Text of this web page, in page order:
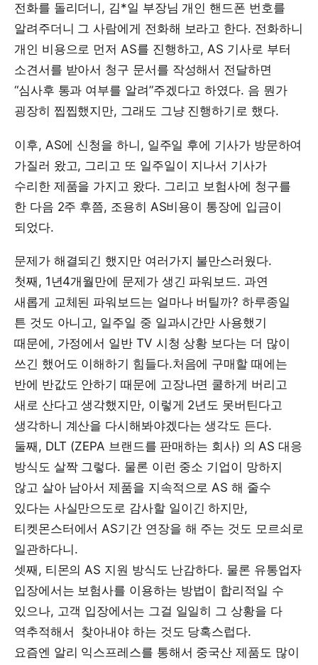
전화를 돌리더니, 김*일 부장님 개인 핸드폰 번호를
알려주더니 그 사람에게 전화해 보라고 한다. 전화하니
개인 비용으로 먼저 AS를 진행하고, AS 기사로 부터
소견서를 받아서 청구 문서를 작성해서 전달하면
“심사후 통과 여부를 알려”주겠다고 하였다. 음 뭔가
굉장히 찝찝했지만, 그래도 그냥 진행하기로 했다.
이후, AS에 신청을 하니, 일주일 후에 기사가 방문하여
가질러 왔고, 그리고 또 일주일이 지나서 기사가
수리한 제품을 가지고 왔다. 그리고 보험사에 청구를
한 다음 2주 후쯤, 조용히 AS비용이 통장에 입금이
되었다.
문제가 해결되긴 했지만 여러가지 불만스러웠다.
첫째, 1년4개월만에 문제가 생긴 파워보드. 과연
새롭게 교체된 파워보드는 얼마나 버틸까? 하루종일
튼 것도 아니고, 일주일 중 일과시간만 사용했기
때문에, 가정에서 일반 TV 시청 상황 보다는 더 많이
쓰긴 했어도 이해하기 힘들다.처음에 구매할 때에는
반에 반값도 안하기 때문에 고장나면 쿨하게 버리고
새로 산다고 생각했지만, 이렇게 2년도 못버틴다고
생각하니 계산을 다시해봐야겠다는 생각도 든다.
둘째, DLT (ZEPA 브랜드를 판매하는 회사) 의 AS 대응
방식도 살짝 그렇다. 물론 이런 중소 기업이 망하지
않고 살아 남아서 제품을 지속적으로 AS 해 줄수
있다는 사실만으도로 감사할 일이긴 하지만,
티켓몬스터에서 AS기간 연장을 해 주는 것도 모르쇠로
일관하다니.
셋째, 티몬의 AS 지원 방식도 난감하다. 물론 유통업자
입장에서는 보험사를 이용하는 방법이 합리적일 수
있으나, 고객 입장에서는 그걸 일일히 그 상황을 다
역추적해서 찾아내야 하는 것도 당혹스럽다.
요즘엔 알리 익스프레스를 통해서 중국산 제품도 많이